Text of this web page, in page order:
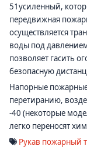
51усиленный,
передвижная
осуществляется
воды под
позволяет гасить
безопасную
Напорные
перетиранию,
-40 (некоторые
легко переносят
Рукав пожарный